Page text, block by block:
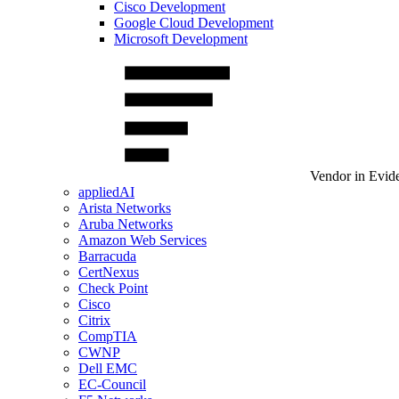
Cisco Development
Google Cloud Development
Microsoft Development
Vendor in
appliedAI
Arista Networks
Aruba Networks
Amazon Web Services
Barracuda
CertNexus
Check Point
Cisco
Citrix
CompTIA
CWNP
Dell EMC
EC-Council